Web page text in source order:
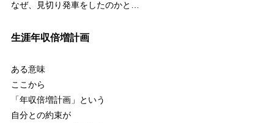
なぜ、見切り発車をしたのかと…
生涯年収倍増計画
ある意味
ここから
「年収倍増計画」という
自分との約束が